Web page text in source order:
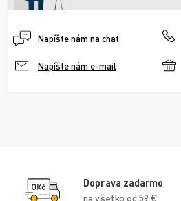
Napíšte nám na chat
Napíšte nám e-mail
Doprava zadarmo
na všetko od 59 €